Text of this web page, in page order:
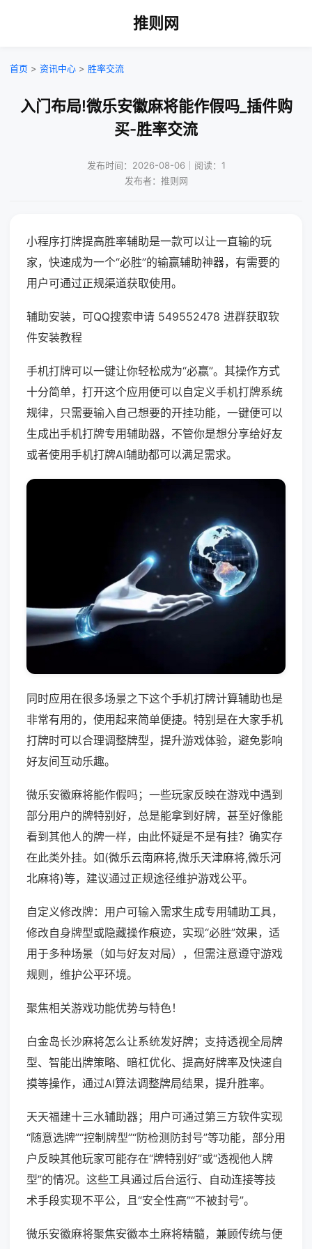
推则网
首页 > 资讯中心 > 胜率交流
入门布局!微乐安徽麻将能作假吗_插件购
买-胜率交流
发布时间：2026-08-06｜阅读：1
发布者：推则网
小程序打牌提高胜率辅助是一款可以让一直输的玩
家，快速成为一个“必胜”的输赢辅助神器，有需要的
用户可通过正规渠道获取使用。
辅助安装，可QQ搜索申请 549552478 进群获取软
件安装教程
手机打牌可以一键让你轻松成为“必赢”。其操作方式
十分简单，打开这个应用便可以自定义手机打牌系统
规律，只需要输入自己想要的开挂功能，一键便可以
生成出手机打牌专用辅助器，不管你是想分享给好友
或者使用手机打牌AI辅助都可以满足需求。
同时应用在很多场景之下这个手机打牌计算辅助也是
非常有用的，使用起来简单便捷。特别是在大家手机
打牌时可以合理调整牌型，提升游戏体验，避免影响
好友间互动乐趣。
微乐安徽麻将能作假吗；一些玩家反映在游戏中遇到
部分用户的牌特别好，总是能拿到好牌，甚至好像能
看到其他人的牌一样，由此怀疑是不是有挂？确实存
在此类外挂。如(微乐云南麻将,微乐天津麻将,微乐河
北麻将)等，建议通过正规途径维护游戏公平。
自定义修改牌：用户可输入需求生成专用辅助工具，
修改自身牌型或隐藏操作痕迹，实现“必胜”效果，适
用于多种场景（如与好友对局），但需注意遵守游戏
规则，维护公平环境。
聚焦相关游戏功能优势与特色！
白金岛长沙麻将怎么让系统发好牌；支持透视全局牌
型、智能出牌策略、暗杠优化、提高好牌率及快速自
摸等操作，通过AI算法调整牌局结果，提升胜率。
天天福建十三水辅助器；用户可通过第三方软件实现
“随意选牌”“控制牌型”“防检测防封号”等功能，部分用
户反映其他玩家可能存在“牌特别好”或“透视他人牌
型”的情况。这些工具通过后台运行、自动连接等技
术手段实现不平公，且“安全性高”“不被封号”。
微乐安徽麻将聚焦安徽本土麻将精髓，兼顾传统与便